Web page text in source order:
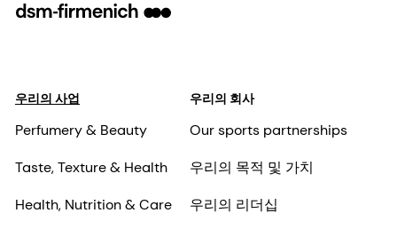
우리의 사업
Perfumery & Beauty
Taste, Texture & Health
Health, Nutrition & Care
우리의 회사
Our sports partnerships
우리의 목적 및 가치
우리의 리더십